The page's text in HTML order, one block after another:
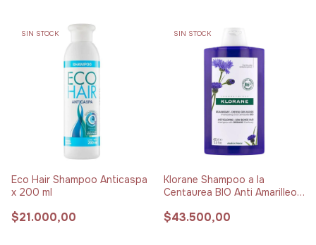
SIN STOCK
Eco Hair Shampoo Anticaspa
x 200 ml
$21.000,00
SIN STOCK
Klorane Shampoo a la
Centaurea BIO Anti Amarilleo x
$43.500,00